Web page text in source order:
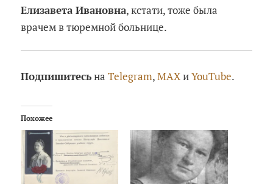
Елизавета Ивановна, кстати, тоже была
врачем в тюремной больнице.
ПодпишитесьнаTelegram,MAXиYouTube.
Похожее